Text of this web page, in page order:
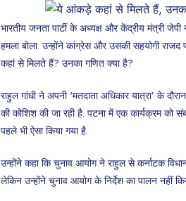
भारतीय जनता पार्टी के अध्यक्ष और केंद्रीय मंत्री
हमला बोला. उन्होंने कांग्रेस और उसकी सहयोगी राजद
कहां से मिलते हैं? उनका गणित क्या है?
राहुल गांधी ने अपनी ‘मतदाता अधिकार यात्रा’ के
की कोशिश की जा रही है. पटना में एक कार्यक्रम को
पहले भी ऐसा किया गया है.
उन्होंने कहा कि चुनाव आयोग ने राहुल से कर्नाटक
लेकिन उन्होंने चुनाव आयोग के निर्देश का पालन नहीं